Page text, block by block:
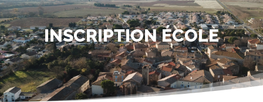
INSCRIPTION ÉCOLE